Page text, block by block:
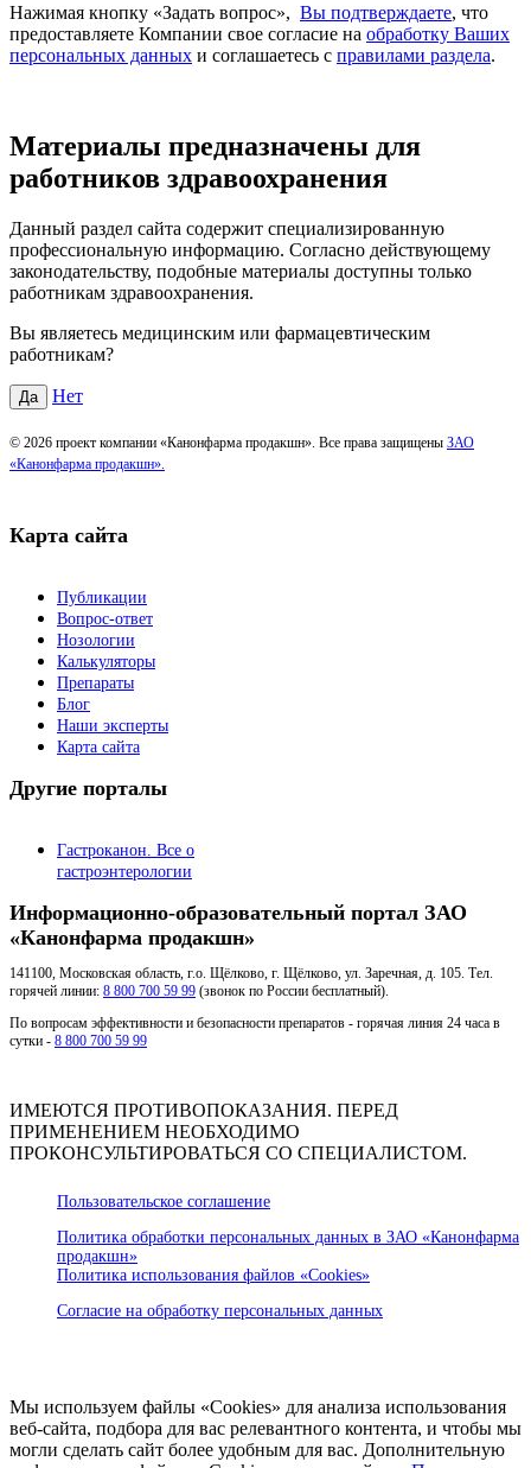
Нажимая кнопку «Задать вопрос», Вы подтверждаете, что
предоставляете Компании свое согласие на обработку Ваших
персональных данных и соглашаетесь с правилами раздела.
Материалы предназначены для
работников здравоохранения
Данный раздел сайта содержит специализированную
профессиональную информацию. Согласно действующему
законодательству, подобные материалы доступны только
работникам здравоохранения.
Вы являетесь медицинским или фармацевтическим
работникам?
Да Нет
© 2026 проект компании «Канонфарма продакшн». Все права защищены ЗАО
«Канонфарма продакшн».
Карта сайта
Публикации
Вопрос-ответ
Нозологии
Калькуляторы
Препараты
Блог
Наши эксперты
Карта сайта
Другие порталы
Гастроканон. Все о
гастроэнтерологии
Информационно-образовательный портал ЗАО
«Канонфарма продакшн»
141100, Московская область, г.о. Щёлково, г. Щёлково, ул. Заречная, д. 105. Тел.
горячей линии: 8 800 700 59 99 (звонок по России бесплатный).
По вопросам эффективности и безопасности препаратов - горячая линия 24 часа в
сутки - 8 800 700 59 99
ИМЕЮТСЯ ПРОТИВОПОКАЗАНИЯ. ПЕРЕД
ПРИМЕНЕНИЕМ НЕОБХОДИМО
ПРОКОНСУЛЬТИРОВАТЬСЯ СО СПЕЦИАЛИСТОМ.
Пользовательское соглашение
Политика обработки персональных данных в ЗАО «Канонфарма
продакшн»
Политика использования файлов «Cookies»
Согласие на обработку персональных данных
Мы используем файлы «Cookies» для анализа использования
веб-сайта, подбора для вас релевантного контента, и чтобы мы
могли сделать сайт более удобным для вас. Дополнительную